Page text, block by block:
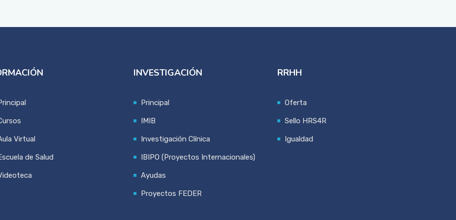
Virtual
de Salud
INVESTIGACIÓN
Principal
IMIB
Investigación Clínica
IBIPO (Proyectos Internacionales)
Ayudas
Proyectos FEDER
RRHH
Oferta
Sello HRS4R
Igualdad